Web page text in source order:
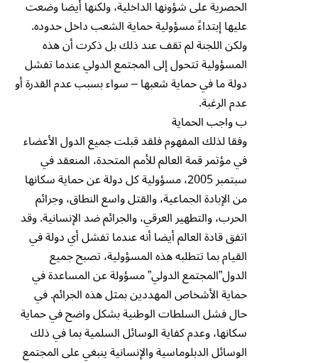
الحصرية على شؤونها الداخلية، ولكنها أيضا وضعت
عليها إبتداءً مسؤولية حماية الشعب داخل حدوده.
ولكن اللجنة لم تقف عند ذلك بل ذكرت أن هذه
المسؤولية تتحول إلى المجتمع الدولي عندما تفشل
دولة ما في حماية شعبها – سواء بسبب عدم القدرة أو
عدم الرغبة.
ب واجب الحماية
وفقا لذلك المفهوم فلقد قبلت جميع الدول الأعضاء
في مؤتمر قمة العالم للأمم المتحدة، المنعقد في
سبتمبر 2005، مسؤولية كل دولة عن حماية سكانها
من الإبادة الجماعية، والقتل واسع النطاق، وجرائم
الحرب، والتطهير العرقي، والجرائم ضد الإنسانية. وقد
اتفق قادة العالم أيضا أنه عندما تفشل أي دولة في
القيام بما تتطلبه هذه المسؤولية، تصبح جميع
الدول”المجتمع الدولي” مسؤولة عن المساعدة في
حماية الأشخاص المهددين بمثل هذه الجرائم. في
حال فشل السلطات الوطنية بشكل واضح في حماية
سكانها، وعدم كفاية الوسائل السلمية بما في ذلك
الوسائل الدبلوماسية والإنسانية ينبغي على المجتمع